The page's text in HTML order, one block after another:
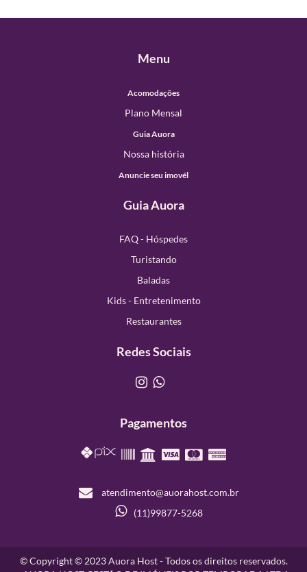
Menu
Acomodações
Plano Mensal
Guia Auora
Nossa história
Anuncie seu imovél
Guia Auora
FAQ - Hóspedes
Turistando
Baladas
Kids - Entretenimento
Restaurantes
Redes Sociais
Pagamentos
atendimento@auorahost.com.br
(11)99877-5268
© Copyright © 2023 Auora Host - Todos os direitos reservados.